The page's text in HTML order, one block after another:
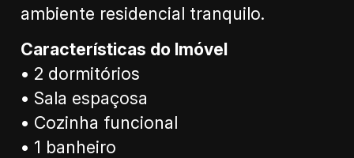
ambiente residencial tranquilo.
Características do Imóvel
• 2 dormitórios
• Sala espaçosa
• Cozinha funcional
• 1 banheiro